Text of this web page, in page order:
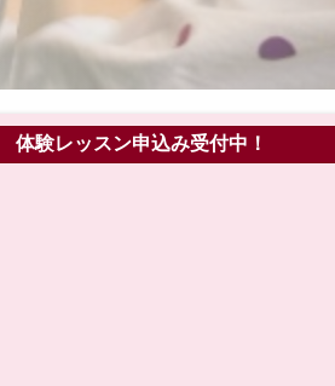
体験レッスン申込み受付中！